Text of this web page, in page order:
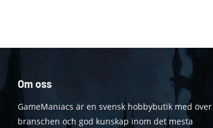
Om oss
GameManiacs är en svensk hobbybutik med
branschen och god kunskap inom det mesta